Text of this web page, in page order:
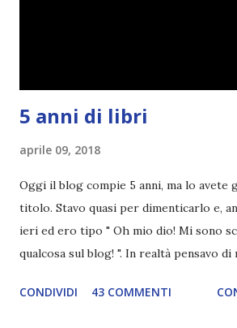
5 anni di libri
aprile 09, 2018
Oggi il blog compie 5 anni, ma lo avete
titolo. Stavo quasi per dimenticarlo e,
ieri ed ero tipo " Oh mio dio! Mi sono
qualcosa sul blog! ". In realtà pensavo
diventando un po' come i miei
CONDIVIDI 43 COMMENTI